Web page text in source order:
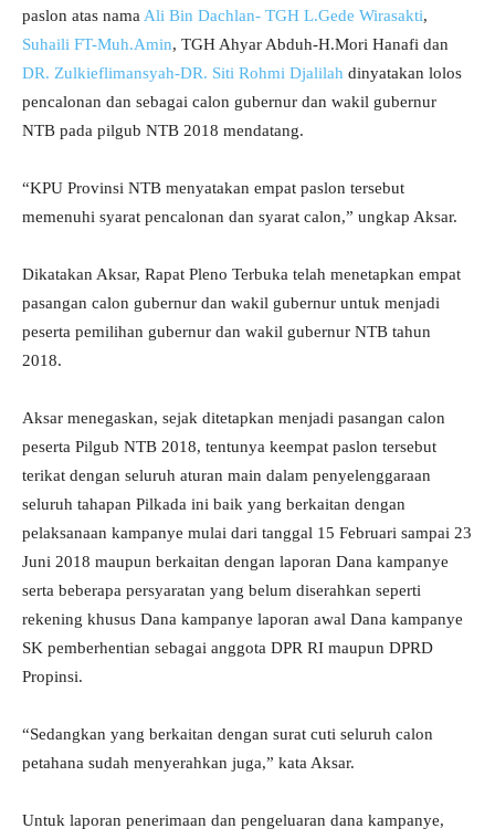
paslon atas namaAli Bin Dachlan- TGH L.Gede Wirasakti,
Suhaili FT-Muh.Amin, TGH Ahyar Abduh-H.Mori Hanafi dan
DR. Zulkieflimansyah-DR. Siti Rohmi Djalilah dinyatakan lolos
pencalonan dan sebagai calon gubernur dan wakil gubernur
NTB pada pilgub NTB 2018 mendatang.
“KPU Provinsi NTB menyatakan empat paslon tersebut
memenuhi syarat pencalonan dan syarat calon,” ungkap Aksar.
Dikatakan Aksar, Rapat Pleno Terbuka telah menetapkan empat
pasangan calon gubernur dan wakil gubernur untuk menjadi
peserta pemilihan gubernur dan wakil gubernur NTB tahun
2018.
Aksar menegaskan, sejak ditetapkan menjadi pasangan calon
peserta Pilgub NTB 2018, tentunya keempat paslon tersebut
terikat dengan seluruh aturan main dalam penyelenggaraan
seluruh tahapan Pilkada ini baik yang berkaitan dengan
pelaksanaan kampanye mulai dari tanggal 15 Februari sampai 23
Juni 2018 maupun berkaitan dengan laporan Dana kampanye
serta beberapa persyaratan yang belum diserahkan seperti
rekening khusus Dana kampanye laporan awal Dana kampanye
SK pemberhentian sebagai anggota DPR RI maupun DPRD
Propinsi.
“Sedangkan yang berkaitan dengan surat cuti seluruh calon
petahana sudah menyerahkan juga,” kata Aksar.
Untuk laporan penerimaan dan pengeluaran dana kampanye,